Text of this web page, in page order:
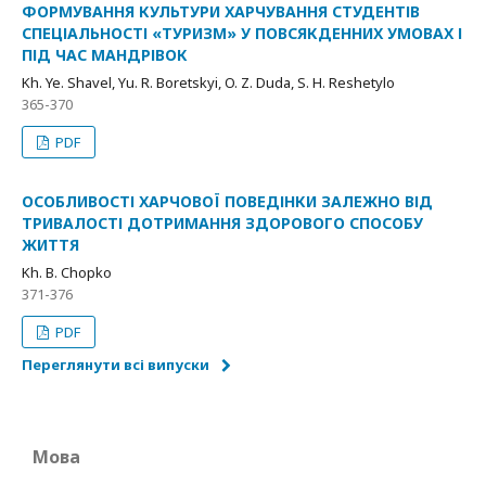
ФОРМУВАННЯ КУЛЬТУРИ ХАРЧУВАННЯ СТУДЕНТІВ
СПЕЦІАЛЬНОСТІ «ТУРИЗМ» У ПОВСЯКДЕННИХ УМОВАХ І
ПІД ЧАС МАНДРІВОК
Kh. Ye. Shavel, Yu. R. Boretskyi, O. Z. Duda, S. H. Reshetylo
365-370
PDF
ОСОБЛИВОСТІ ХАРЧОВОЇ ПОВЕДІНКИ ЗАЛЕЖНО ВІД
ТРИВАЛОСТІ ДОТРИМАННЯ ЗДОРОВОГО СПОСОБУ
ЖИТТЯ
Kh. B. Chopko
371-376
PDF
Переглянути всі випуски
Мова